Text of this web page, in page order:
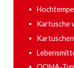
Kartusche